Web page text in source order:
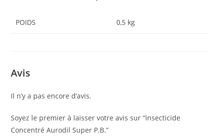
POIDS 0,5 kg
Avis
Il n’y a pas encore d’avis.
Soyez le premier à laisser votre avis sur “Insecticide
Concentré Aurodil Super P.B.”